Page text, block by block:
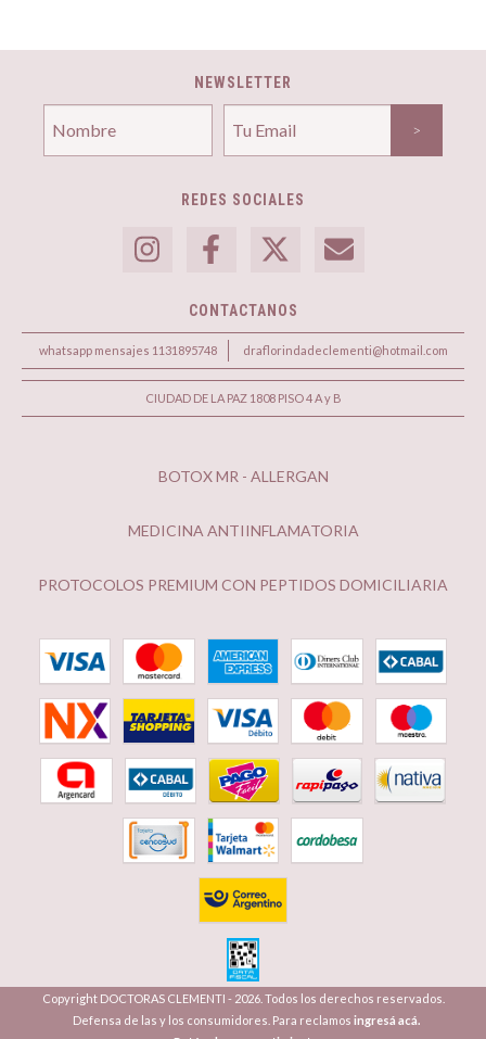
NEWSLETTER
REDES SOCIALES
CONTACTANOS
whatsapp mensajes 1131895748 draflorindadeclementi@hotmail.com
CIUDAD DE LA PAZ 1808 PISO 4 A y B
BOTOX MR - ALLERGAN
MEDICINA ANTIINFLAMATORIA
PROTOCOLOS PREMIUM CON PEPTIDOS DOMICILIARIA
Copyright DOCTORAS CLEMENTI - 2026. Todos los derechos reservados.
Defensa de las y los consumidores. Para reclamos ingresá acá.